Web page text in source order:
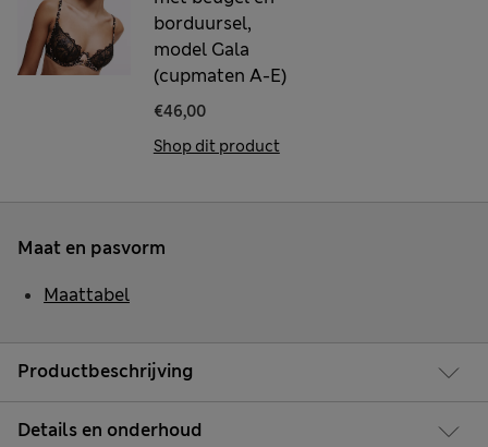
borduursel,
model Gala
(cupmaten A-E)
€46,00
Shop dit product
Productbeschrijving
Details en onderhoud
Maat en pasvorm
Maattabel